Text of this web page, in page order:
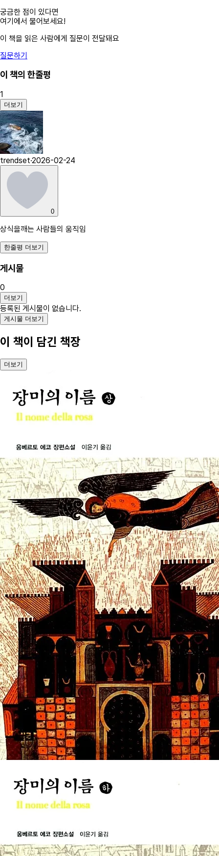
궁금한 점이 있다면
여기에서 물어보세요!
이 책을 읽은 사람에게 질문이 전달돼요
질문하기
이 책의 한줄평
1
더보기
trendset·2026-02-24
0
상식을깨는 사람들의 움직임
한줄평 더보기
게시물
0
더보기
등록된 게시물이 없습니다.
게시물 더보기
이 책이 담긴 책장
더보기